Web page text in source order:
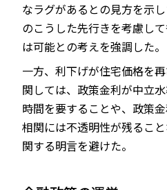
なラグがあるとの見方を示
のこうした先行きを考慮し
は可能との考えを強調した。
一方、利下げが住宅価格を
関しては、政策金利が中立
時間を要することや、政策
相関には不透明性が残るこ
関する明言を避けた。